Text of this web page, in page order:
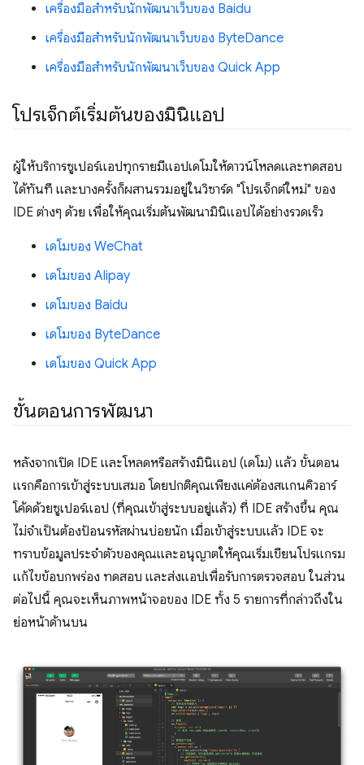
เครื่องมือสำหรับนักพัฒนาเว็บของ Baidu
เครื่องมือสำหรับนักพัฒนาเว็บของ ByteDance
เครื่องมือสำหรับนักพัฒนาเว็บของ Quick App
โปรเจ็กต์เริ่มต้นของมินิแอป
ผู้ให้บริการซูเปอร์แอปทุกรายมีแอปเดโมให้ดาวน์โหลดและทดสอบ
ได้ทันที และบางครั้งก็ผสานรวมอยู่ในวิซาร์ด "โปรเจ็กต์ใหม่" ของ
IDE ต่างๆ ด้วย เพื่อให้คุณเริ่มต้นพัฒนามินิแอปได้อย่างรวดเร็ว
เดโมของ WeChat
เดโมของ Alipay
เดโมของ Baidu
เดโมของ ByteDance
เดโมของ Quick App
ขั้นตอนการพัฒนา
หลังจากเปิด IDE และโหลดหรือสร้างมินิแอป (เดโม) แล้ว ขั้นตอน
แรกคือการเข้าสู่ระบบเสมอ โดยปกติคุณเพียงแค่ต้องสแกนคิวอาร์
โค้ดด้วยซูเปอร์แอป (ที่คุณเข้าสู่ระบบอยู่แล้ว) ที่ IDE สร้างขึ้น คุณ
ไม่จำเป็นต้องป้อนรหัสผ่านบ่อยนัก เมื่อเข้าสู่ระบบแล้ว IDE จะ
ทราบข้อมูลประจำตัวของคุณและอนุญาตให้คุณเริ่มเขียนโปรแกรม
แก้ไขข้อบกพร่อง ทดสอบ และส่งแอปเพื่อรับการตรวจสอบ ในส่วน
ต่อไปนี้ คุณจะเห็นภาพหน้าจอของ IDE ทั้ง 5 รายการที่กล่าวถึงใน
ย่อหน้าด้านบน